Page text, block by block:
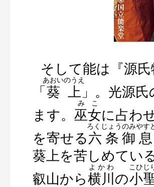
そして能は『源
「 葵上
あおいのうえ
」。光源
ます。 巫女
みこ
に占わ
を寄せる六条御
ろくじょうのみやす
葵上を苦しめてい
叡山から横川
よかわ
の小
こひじ